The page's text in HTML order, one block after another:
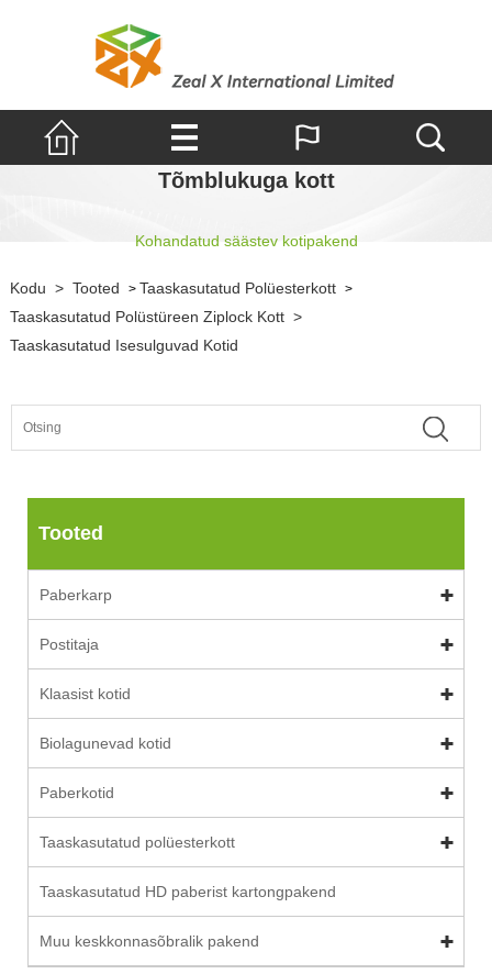
Tõmblukuga kott
Kohandatud säästev kotipakend
Kodu > Tooted > Taaskasutatud Polüesterkott >
Taaskasutatud Polüstüreen Ziplock Kott >
Taaskasutatud Isesulguvad Kotid
Tooted
Paberkarp
Postitaja
Klaasist kotid
Biolagunevad kotid
Paberkotid
Taaskasutatud polüesterkott
Taaskasutatud HD paberist kartongpakend
Muu keskkonnasõbralik pakend